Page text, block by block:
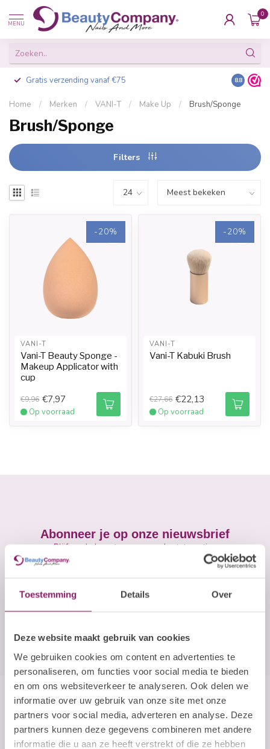
Toestemming Details Over
Deze website maakt gebruik van cookies
We gebruiken cookies om content en advertenties te
personaliseren, om functies voor social media te bieden
en om ons websiteverkeer te analyseren. Ook delen we
informatie over uw gebruik van onze site met onze
partners voor social media, adverteren en analyse. Deze
partners kunnen deze gegevens combineren met andere
informatie die u aan ze heeft verstrekt of die ze hebben
MENU
0
Gratis verzending vanaf €75 Besteld
8.8
Home / Merken / VANI-T / Make Up / Brush/Sponge
Brush/Sponge
Filters
-20%
VANI-T
Vani-T Beauty Sponge -
Makeup Applicator with
cup
€9,96 €7,97
Op voorraad
-20%
VANI-T
Vani-T Kabuki Brush
€27,66 €22,13
Op voorraad
Abonneer je op onze nieuwsbrief
Blijf op de hoogte over onze laatste acties
E-mailadres
Beauty Company
Nails and More